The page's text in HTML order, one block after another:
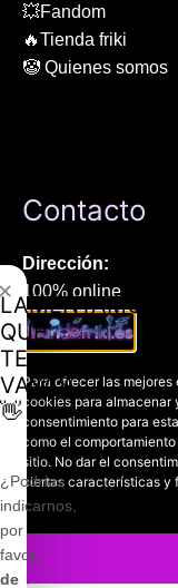
Para ofrecer las
cookies para
consentimiento para
como el
sitio. No dar el
ciertas características y
💥Fandom
🔥Tienda friki
🤡 Quienes somos
Contacto
Dirección:
100% online
Manresa (08241),
Chat Whatsapp
+34 689 800 662
Correo:
LAMENTAMOS
QUE
TE
VAYAS
👋
¿Podrías
indicarnos,
por
favor,
de